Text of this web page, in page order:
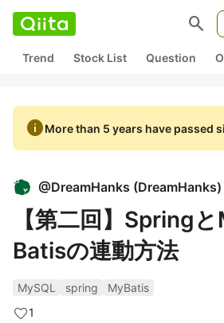
search
Trend Stock List Question
infoMore than 5 years have passed
@DreamHanks (DreamHanks)
【第二回】Spring
Batisの連動方法
MySQL spring
MyBatis
1